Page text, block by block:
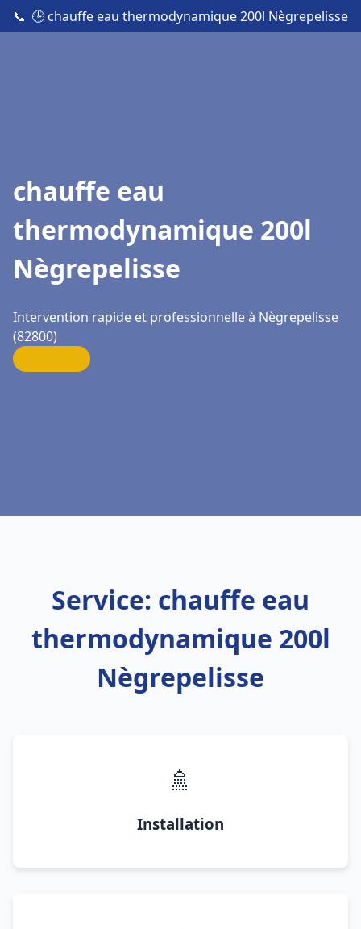
📞 🕒 chauffe eau thermodynamique 200l Nègrepelisse
chauffe eau
thermodynamique 200l
Nègrepelisse
Intervention rapide et professionnelle à Nègrepelisse
(82800)
Service: chauffe eau
thermodynamique 200l
Nègrepelisse
🚿
Installation